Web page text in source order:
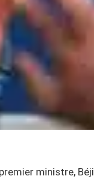
ministre, Béji